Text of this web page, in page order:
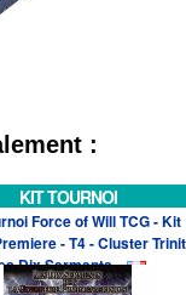
:
KIT TOURNOI
Force of Will TCG - Kit
- T4 - Cluster
Dix Serments...